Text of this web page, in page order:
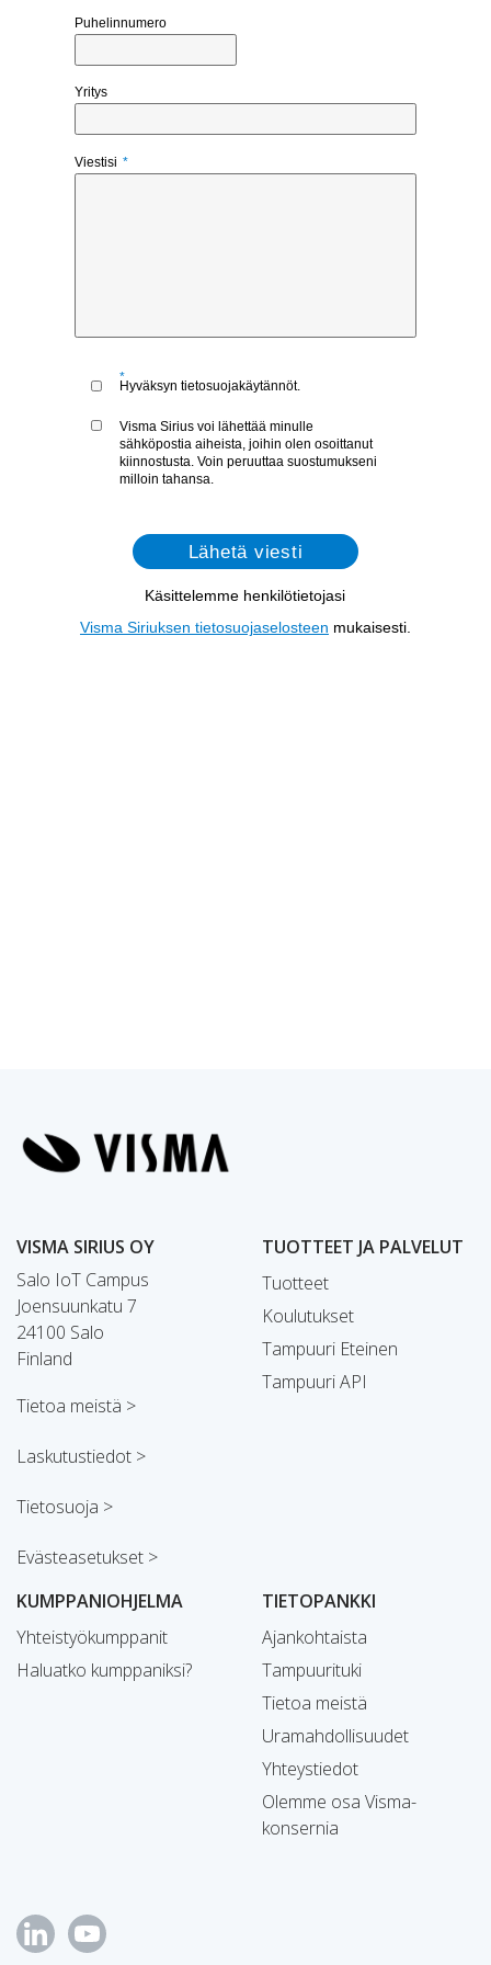
VISMA SIRIUS OY
Salo IoT Campus
Joensuunkatu 7
24100 Salo
Finland
Tietoa meistä >
Laskutustiedot >
Tietosuoja >
Evästeasetukset >
TUOTTEET JA PALVELUT
Tuotteet
Koulutukset
Tampuuri Eteinen
Tampuuri API
KUMPPANIOHJELMA
Yhteistyökumppanit
Haluatko kumppaniksi?
TIETOPANKKI
Ajankohtaista
Tampuurituki
Tietoa meistä
Uramahdollisuudet
Yhteystiedot
Olemme osa Visma-
konsernia